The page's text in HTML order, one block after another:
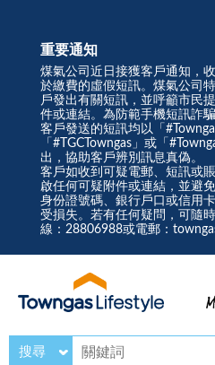
重要通知
煤氣公司近日接獲客戶通知，
於繳費的虛假短訊。煤氣公司
戶發出有關短訊，並呼籲市民
件或連結。為防範手機短訊詐
客戶發送的短訊均以「
「#TGCTowngas」或「
出，協助客戶辨別訊息真偽。
客戶如收到可疑電郵、短訊或
啟任何可疑附件或連結，並避
身份證號碼、銀行戶口或信用
受損失。若有任何疑問，可隨
線：28806988或電郵：
搜尋